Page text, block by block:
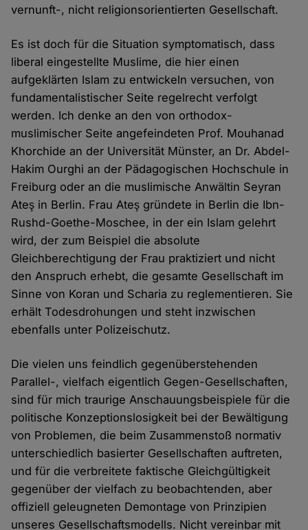
vernunft-, nicht religionsorientierten Gesellschaft.
Es ist doch für die Situation symptomatisch, dass
liberal eingestellte Muslime, die hier einen
aufgeklärten Islam zu entwickeln versuchen, von
fundamentalistischer Seite regelrecht verfolgt
werden. Ich denke an den von orthodox-
muslimischer Seite angefeindeten Prof. Mouhanad
Khorchide an der Universität Münster, an Dr. Abdel-
Hakim Ourghi an der Pädagogischen Hochschule in
Freiburg oder an die muslimische Anwältin Seyran
Ateş in Berlin. Frau Ateş gründete in Berlin die Ibn-
Rushd-Goethe-Moschee, in der ein Islam gelehrt
wird, der zum Beispiel die absolute
Gleichberechtigung der Frau praktiziert und nicht
den Anspruch erhebt, die gesamte Gesellschaft im
Sinne von Koran und Scharia zu reglementieren. Sie
erhält Todesdrohungen und steht inzwischen
ebenfalls unter Polizeischutz.
Die vielen uns feindlich gegenüberstehenden
Parallel-, vielfach eigentlich Gegen-Gesellschaften,
sind für mich traurige Anschauungsbeispiele für die
politische Konzeptionslosigkeit bei der Bewältigung
von Problemen, die beim Zusammenstoß normativ
unterschiedlich basierter Gesellschaften auftreten,
und für die verbreitete faktische Gleichgültigkeit
gegenüber der vielfach zu beobachtenden, aber
offiziell geleugneten Demontage von Prinzipien
unseres Gesellschaftsmodells. Nicht vereinbar mit